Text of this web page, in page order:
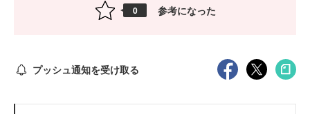
0 参考になった
プッシュ通知を受け取る